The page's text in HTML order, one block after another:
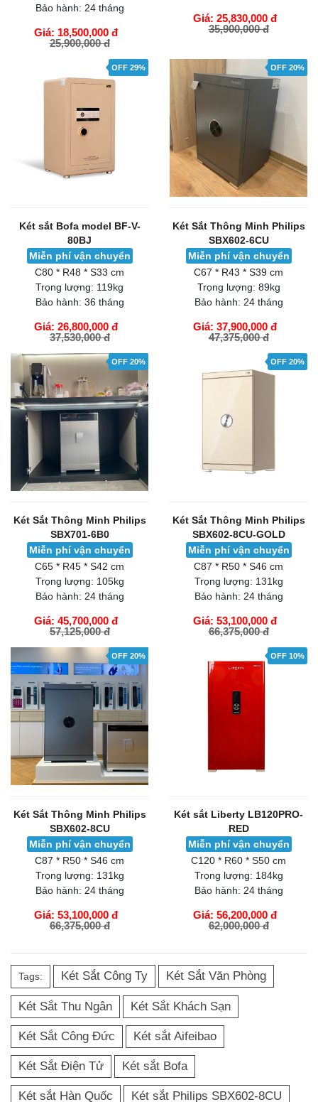
Bảo hành: 24 tháng
Giá: 18,500,000 đ
25,900,000 đ
GIỎ HÀNG
Giá: 25,830,000 đ
35,900,000 đ
OFF 29%
Két sắt Bofa model BF-V-
80BJ
Miễn phí vận chuyển
C80 * R48 * S33 cm
Trọng lượng: 119kg
Bảo hành: 36 tháng
Giá: 26,800,000 đ
37,530,000 đ
GIỎ HÀNG
OFF 20%
Két Sắt Thông Minh Philips
SBX602-6CU
Miễn phí vận chuyển
C67 * R43 * S39 cm
Trọng lượng: 89kg
Bảo hành: 24 tháng
Giá: 37,900,000 đ
47,375,000 đ
GIỎ HÀNG
OFF 20%
Két Sắt Thông Minh Philips
SBX701-6B0
Miễn phí vận chuyển
C65 * R45 * S42 cm
Trọng lượng: 105kg
Bảo hành: 24 tháng
Giá: 45,700,000 đ
57,125,000 đ
GIỎ HÀNG
OFF 20%
Két Sắt Thông Minh Philips
SBX602-8CU-GOLD
Miễn phí vận chuyển
C87 * R50 * S46 cm
Trọng lượng: 131kg
Bảo hành: 24 tháng
Giá: 53,100,000 đ
66,375,000 đ
GIỎ HÀNG
OFF 20%
Két Sắt Thông Minh Philips
SBX602-8CU
Miễn phí vận chuyển
C87 * R50 * S46 cm
Trọng lượng: 131kg
Bảo hành: 24 tháng
Giá: 53,100,000 đ
66,375,000 đ
GIỎ HÀNG
OFF 10%
Két sắt Liberty LB120PRO-
RED
Miễn phí vận chuyển
C120 * R60 * S50 cm
Trọng lượng: 184kg
Bảo hành: 24 tháng
Giá: 56,200,000 đ
62,000,000 đ
GIỎ HÀNG
Tags: Két Sắt Công Ty Két Sắt Văn Phòng
Két Sắt Thu Ngân Két Sắt Khách Sạn
Két Sắt Công Đức Két sắt Aifeibao
Két Sắt Điện Tử Két sắt Bofa
Két sắt Hàn Quốc Két sắt Philips SBX602-8CU